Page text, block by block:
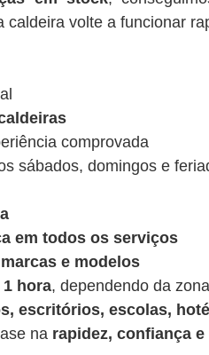
volte a funcionar
comprovada
sábados, domingos e
em todos os serviços
e modelos
hora, dependendo da zona
escritórios, escolas,
na rapidez, confiança